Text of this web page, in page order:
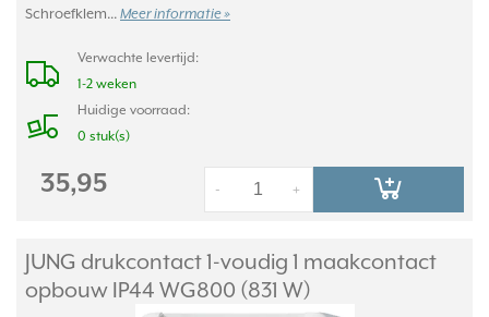
Schroefklem... Meer informatie »
Verwachte levertijd:
1-2 weken
Huidige voorraad:
0 stuk(s)
35,95 +
-
JUNG drukcontact 1-voudig 1 maakcontact
opbouw IP44 WG800 (831 W)